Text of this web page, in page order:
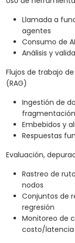
Llamada a
agentes
Consumo de
Análisis y
Flujos de trabajo
(RAG)
Ingestión de
fragmentación
Embebidos y
Respuestas
Evaluación,
Rastreo de
nodos
Conjuntos de
regresión
Monitoreo de
costo/latencia